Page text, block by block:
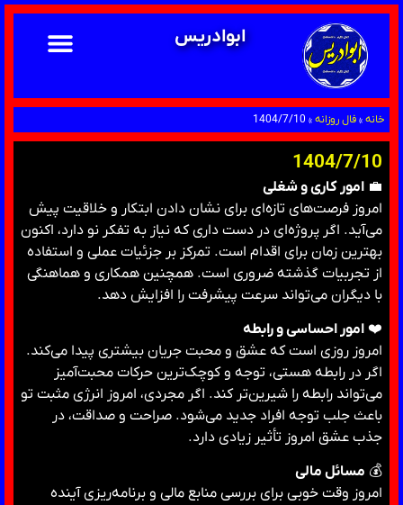
ابوادریس
خانه»فال روزانه»
1404/7/10
1404/7/10
💼 امور کاری و شغلی
امروز فرصت‌های تازه‌ای برای نشان دادن ابتکار و خلاقیت پیش
می‌آید. اگر پروژه‌ای در دست داری که نیاز به تفکر نو دارد، اکنون
بهترین زمان برای اقدام است. تمرکز بر جزئیات عملی و استفاده
از تجربیات گذشته ضروری است. همچنین همکاری و هماهنگی
با دیگران می‌تواند سرعت پیشرفت را افزایش دهد.
❤️ امور احساسی و رابطه
امروز روزی است که عشق و محبت جریان بیشتری پیدا می‌کند.
اگر در رابطه هستی، توجه و کوچک‌ترین حرکات محبت‌آمیز
می‌تواند رابطه را شیرین‌تر کند. اگر مجردی، امروز انرژی مثبت تو
باعث جلب توجه افراد جدید می‌شود. صراحت و صداقت، در
جذب عشق امروز تأثیر زیادی دارد.
💰 مسائل مالی
امروز وقت خوبی برای بررسی منابع مالی و برنامه‌ریزی آینده